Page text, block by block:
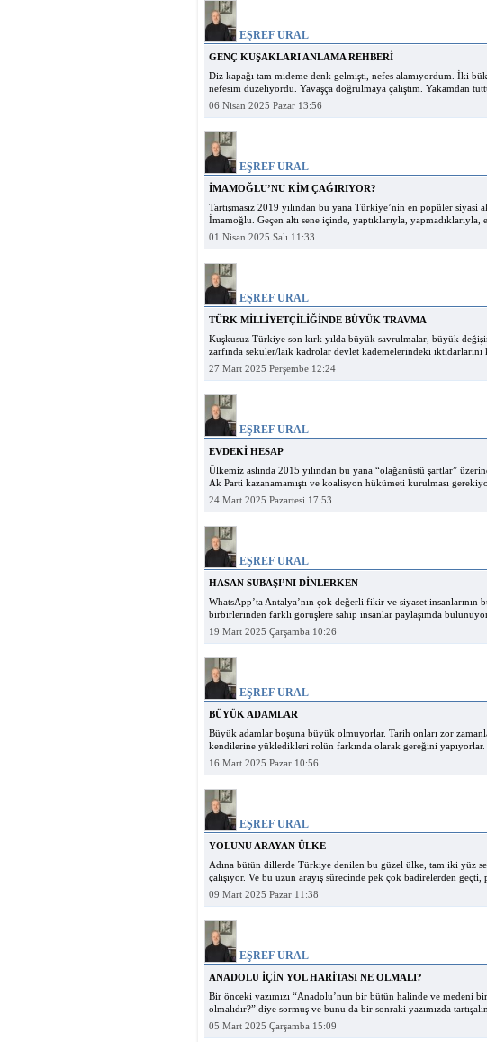
EŞREF URAL
GENÇ KUŞAKLARI ANLAMA REHBERİ
Diz kapağı tam mideme denk gelmişti, nefes alamıyordum. İki
nefesim düzeliyordu. Yavaşça doğrulmaya çalıştım. Yakamdan
06 Nisan 2025 Pazar 13:56
EŞREF URAL
İMAMOĞLU’NU KİM ÇAĞIRIYOR?
Tartışmasız 2019 yılından bu yana Türkiye’nin en popüler
İmamoğlu. Geçen altı sene içinde, yaptıklarıyla,
01 Nisan 2025 Salı 11:33
EŞREF URAL
TÜRK MİLLİYETÇİLİĞİNDE BÜYÜK TRAVMA
Kuşkusuz Türkiye son kırk yılda büyük savrulmalar, büyük
zarfında seküler/laik kadrolar devlet kademelerindeki
27 Mart 2025 Perşembe 12:24
EŞREF URAL
EVDEKİ HESAP
Ülkemiz aslında 2015 yılından bu yana “olağanüstü şartlar”
Ak Parti kazanamamıştı ve koalisyon hükümeti kurulması
24 Mart 2025 Pazartesi 17:53
EŞREF URAL
HASAN SUBAŞI’NI DİNLERKEN
WhatsApp’ta Antalya’nın çok değerli fikir ve siyaset insanlarının
birbirlerinden farklı görüşlere sahip insanlar paylaşımda
19 Mart 2025 Çarşamba 10:26
EŞREF URAL
BÜYÜK ADAMLAR
Büyük adamlar boşuna büyük olmuyorlar. Tarih onları zor
kendilerine yükledikleri rolün farkında olarak gereğini
16 Mart 2025 Pazar 10:56
EŞREF URAL
YOLUNU ARAYAN ÜLKE
Adına bütün dillerde Türkiye denilen bu güzel ülke, tam iki yüz
çalışıyor. Ve bu uzun arayış sürecinde pek çok badirelerden
09 Mart 2025 Pazar 11:38
EŞREF URAL
ANADOLU İÇİN YOL HARİTASI NE OLMALI?
Bir önceki yazımızı “Anadolu’nun bir bütün halinde ve medeni
olmalıdır?” diye sormuş ve bunu da bir sonraki yazımızda
05 Mart 2025 Çarşamba 15:09